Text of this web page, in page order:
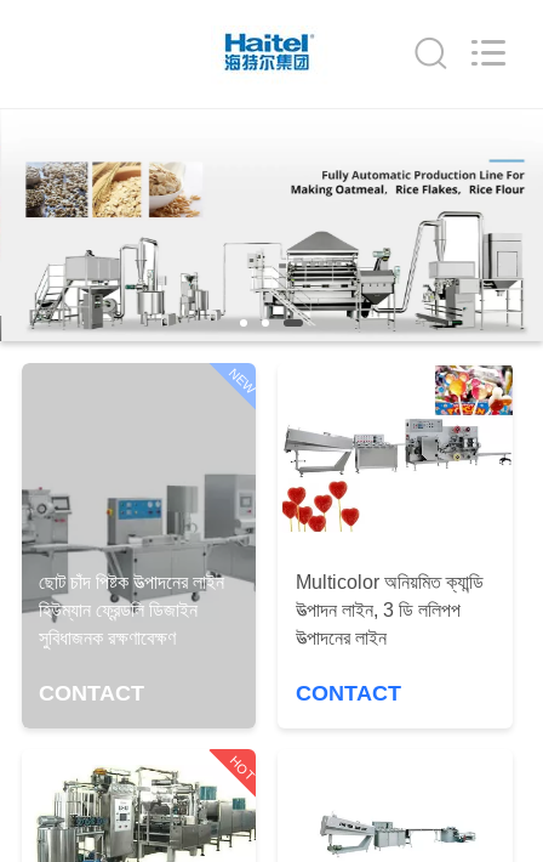
পণ্য
আমাদের
সম্পর্কে
মান
নিয়ন্ত্রণ
যোগাযোগ
করুন
আবেদন
NEW
ছোট চাঁদ পিষ্টক উত্পাদনের লাইন
হিউম্যান ফ্রেন্ডলি ডিজাইন
সুবিধাজনক রক্ষণাবেক্ষণ
CONTACT
Multicolor অনিয়মিত ক্যান্ডি
উত্পাদন লাইন, 3 ডি ললিপপ
উত্পাদনের লাইন
CONTACT
HOT